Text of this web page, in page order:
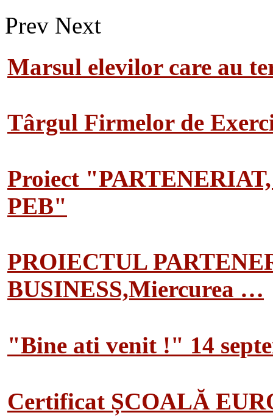
Prev Next
Marsul elevilor care au
Târgul Firmelor de
Proiect
PEB"
PROIECTUL
BUSINESS,Miercurea …
"Bine ati venit !" 14
Certificat ȘCOALĂ